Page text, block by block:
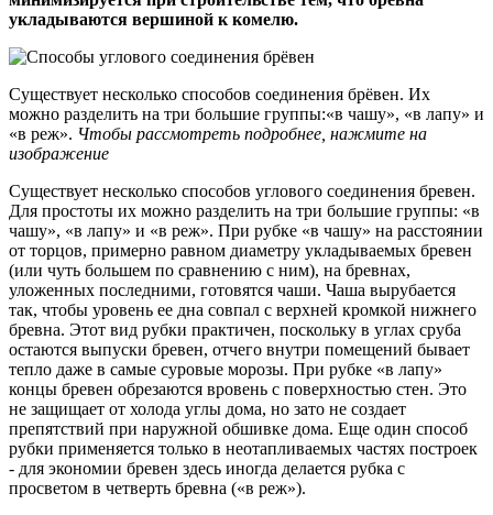
укладываются вершиной к комелю.
Существует несколько способов соединения брёвен. Их
можно разделить на три большие группы: в чашу , в лапу
и
в реж . Чтобы рассмотреть подробнее, нажмите на
изображение
Существует несколько способов углового соединения бревен.
Для простоты их можно разделить на три большие группы: «в
чашу», «в лапу» и «в реж». При рубке «в чашу» на расстоянии
от торцов, примерно равном диаметру укладываемых бревен
(или чуть большем по сравнению с ним), на бревнах,
уложенных последними, готовятся чаши. Чаша вырубается
так, чтобы уровень ее дна совпал с верхней кромкой нижнего
бревна. Этот вид рубки практичен, поскольку в углах сруба
остаются выпуски бревен, отчего внутри помещений бывает
тепло даже в самые суровые морозы. При рубке «в лапу»
концы бревен обрезаются вровень с поверхностью стен. Это
не защищает от холода углы дома, но зато не создает
препятствий при наружной обшивке дома. Еще один способ
рубки применяется только в неотапливаемых частях построек
- для экономии бревен здесь иногда делается рубка с
просветом в четверть бревна («в реж»).